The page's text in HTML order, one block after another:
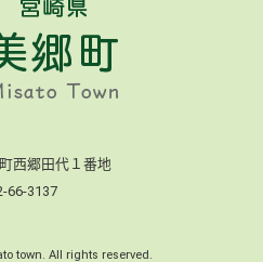
西郷田代１番地
66-3137
town. All rights reserved.